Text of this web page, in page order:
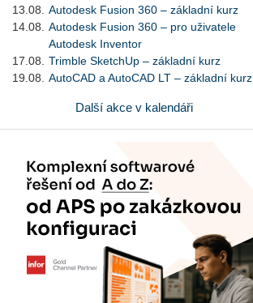
13.08.
Autodesk Fusion 360 – základní kurz
14.08.
Autodesk Fusion 360 – pro uživatele
Autodesk Inventor
17.08.
Trimble SketchUp – základní kurz
19.08.
AutoCAD a AutoCAD LT – základní kurz
Další akce v kalendáři